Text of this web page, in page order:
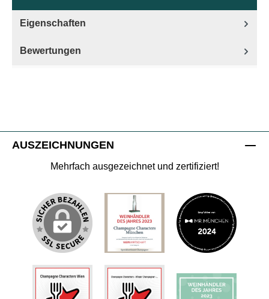
Eigenschaften
Bewertungen
AUSZEICHNUNGEN
Mehrfach ausgezeichnet und zertifiziert!